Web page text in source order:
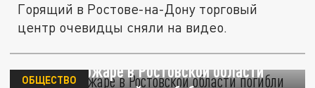
Горящий в Ростове-на-Дону торговый
центр очевидцы сняли на видео.
В ночном пожаре в Ростовской области
ОБЩЕСТВО